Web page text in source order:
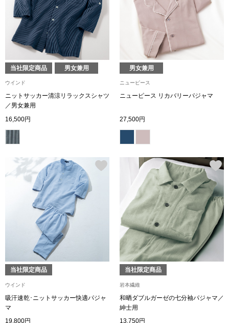
ランド
ポロシャツ
シャツ／ブラ
トレーナー／
ベスト
スーツ
その他
当社限定商品 男女兼用
ウインド
ニットサッカー清涼リラックスシャツ
／男女兼用
16,500円
男女兼用
ニューピース
ニューピース リカバリーパジャマ
27,500円
当社限定商品
ウインド
吸汗速乾･ニットサッカー快適パジャ
マ
19,800円
当社限定商品
岩本繊維
和晒ダブルガーゼの七分袖パジャマ／
紳士用
13,750円